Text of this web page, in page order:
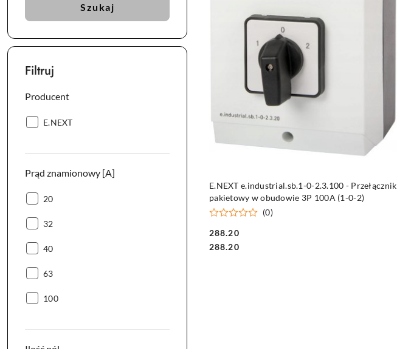
Szukaj
Filtruj
Producent
Producent:
E.NEXT
Prąd znamionowy [A]
Prąd
[A]:
20
Prąd
[A]:
32
Prąd
[A]:
40
Prąd
[A]:
63
Prąd
100
E.NEXT e.industrial.sb.1-0-2.3.100 - Przełącznik
pakietowy w obudowie 3P 100A (1-0-2)
(0)
Cena:
288.20
Cena:
288.20